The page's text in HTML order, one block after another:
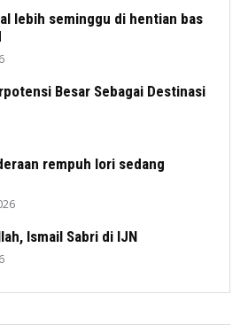
lebih seminggu di hentian bas
Besar Sebagai Destinasi
rempuh lori sedang
Ismail Sabri di IJN